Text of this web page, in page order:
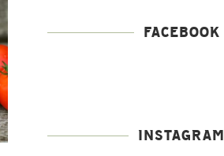
FACEBOOK
INSTAGRAM